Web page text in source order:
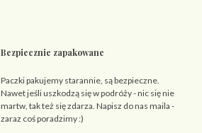
Bezpiecznie zapakowane
Paczki pakujemy starannie, są bezpieczne.
Nawet jeśli uszkodzą się w podróży - nic się nie
martw, tak też się zdarza. Napisz do nas maila -
zaraz coś poradzimy :)